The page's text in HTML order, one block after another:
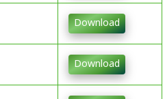
Download
Download